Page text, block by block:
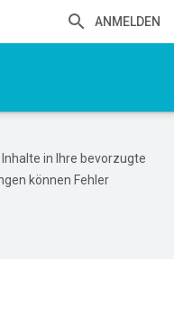
ANMELDEN
in Ihre bevorzugte
können Fehler